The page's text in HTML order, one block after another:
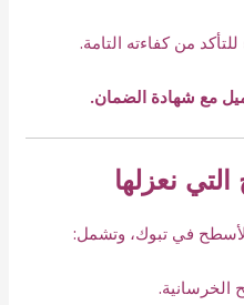
للتأكد من كفاءته التامة.
مع شهادة الضمان.
نعزلها
الأسطح في تبوك، وتشمل:
الخرسانية.